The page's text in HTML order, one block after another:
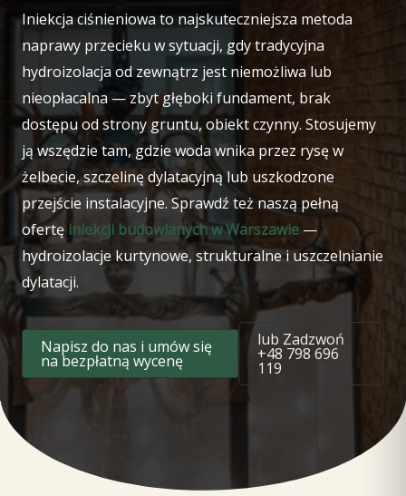
Iniekcja ciśnieniowa to najskuteczniejsza metoda
naprawy przecieku w sytuacji, gdy tradycyjna
hydroizolacja od zewnątrz jest niemożliwa lub
nieopłacalna — zbyt głęboki fundament, brak
dostępu od strony gruntu, obiekt czynny. Stosujemy
ją wszędzie tam, gdzie woda wnika przez rysę w
żelbecie, szczelinę dylatacyjną lub uszkodzone
przejście instalacyjne. Sprawdź też naszą pełną
ofertę iniekcji budowlanych w Warszawie —
hydroizolacje kurtynowe, strukturalne i uszczelnianie
dylatacji.
Napisz do nas i umów się
na bezpłatną wycenę
lub Zadzwoń
+48 798 696
119